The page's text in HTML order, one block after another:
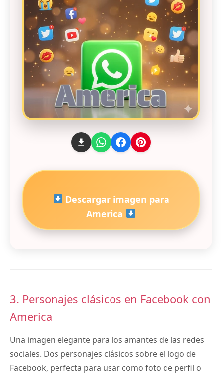
Descargar imagen para
America
3. Personajes clásicos en Facebook con
America
Una imagen elegante para los amantes de las redes
sociales. Dos personajes clásicos sobre el logo de
Facebook, perfecta para usar como foto de perfil o